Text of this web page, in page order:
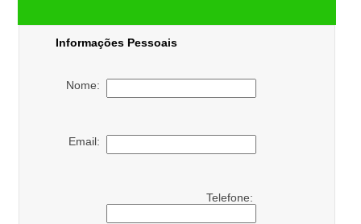
Informações Pessoais
Nome:
Email:
Telefone: